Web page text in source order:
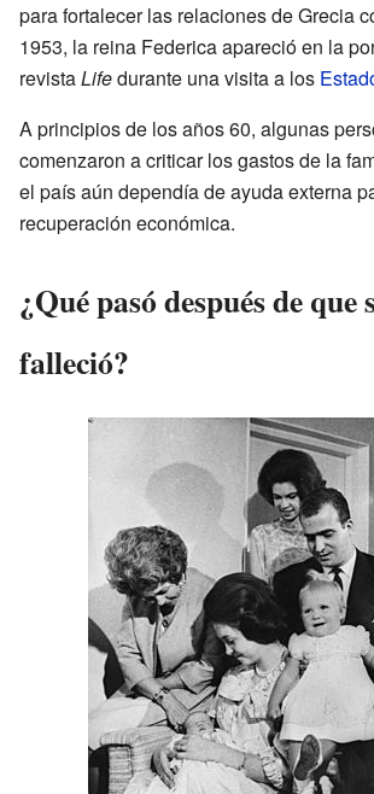
para fortalecer las relaciones de Grecia
1953, la reina Federica apareció en la
revistaLifedurante una visita a los
A principios de los años 60, algunas
comenzaron a criticar los gastos de la
el país aún dependía de ayuda externa
recuperación económica.
¿Qué pasó después de que
falleció?